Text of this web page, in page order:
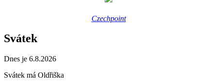
Czechpoint
Svátek
Dnes je 6.8.2026
Svátek má Oldřiška